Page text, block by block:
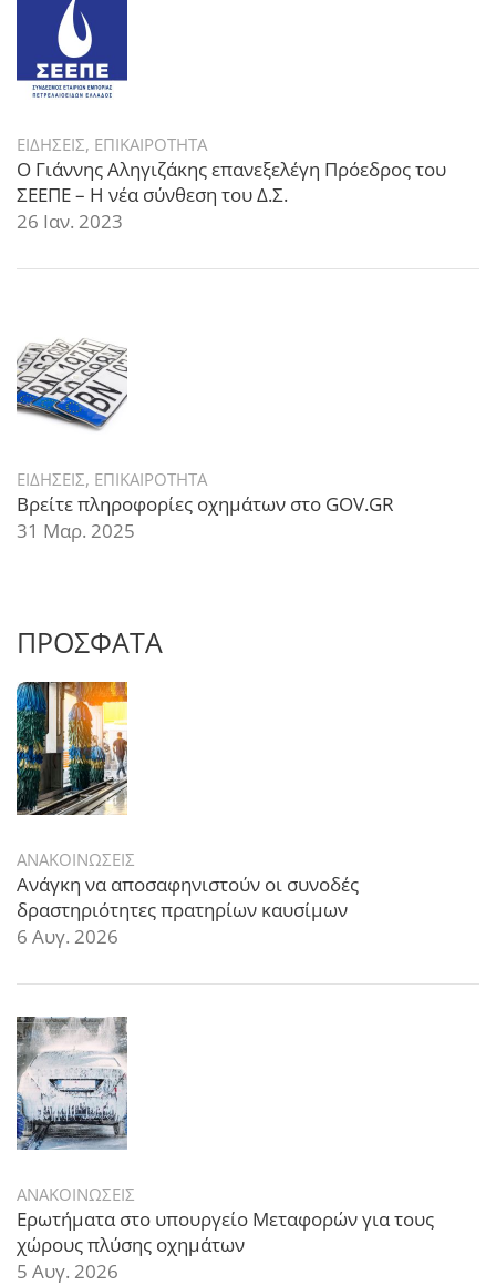
ΕΙΔΗΣΕΙΣ, ΕΠΙΚΑΙΡΟΤΗΤΑ
Ο Γιάννης Αληγιζάκης επανεξελέγη Πρόεδρος του
ΣΕΕΠΕ – Η νέα σύνθεση του Δ.Σ.
26 Ιαν. 2023
ΕΙΔΗΣΕΙΣ, ΕΠΙΚΑΙΡΟΤΗΤΑ
Βρείτε πληροφορίες οχημάτων στο GOV.GR
31 Μαρ. 2025
ΠΡΟΣΦΑΤΑ
ΑΝΑΚΟΙΝΩΣΕΙΣ
Ανάγκη να αποσαφηνιστούν οι συνοδές
δραστηριότητες πρατηρίων καυσίμων
6 Αυγ. 2026
ΑΝΑΚΟΙΝΩΣΕΙΣ
Ερωτήματα στο υπουργείο Μεταφορών για τους
χώρους πλύσης οχημάτων
5 Αυγ. 2026